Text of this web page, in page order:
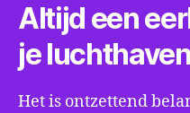
Altijd een
je
Het is ontzettend